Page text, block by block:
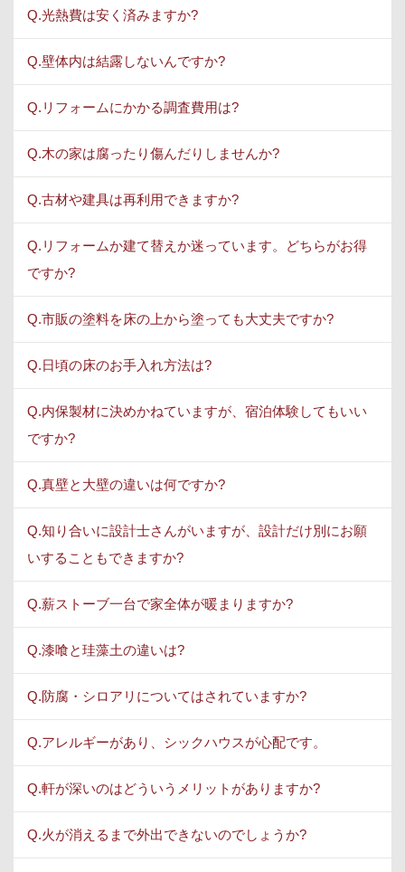
Q.光熱費は安く済みますか?
Q.壁体内は結露しないんですか?
Q.リフォームにかかる調査費用は?
Q.木の家は腐ったり傷んだりしませんか?
Q.古材や建具は再利用できますか?
Q.リフォームか建て替えか迷っています。どちらがお得
ですか?
Q.市販の塗料を床の上から塗っても大丈夫ですか?
Q.日頃の床のお手入れ方法は?
Q.内保製材に決めかねていますが、宿泊体験してもいい
ですか?
Q.真壁と大壁の違いは何ですか?
Q.知り合いに設計士さんがいますが、設計だけ別にお願
いすることもできますか?
Q.薪ストーブ一台で家全体が暖まりますか?
Q.漆喰と珪藻土の違いは?
Q.防腐・シロアリについてはされていますか?
Q.アレルギーがあり、シックハウスが心配です。
Q.軒が深いのはどういうメリットがありますか?
Q.火が消えるまで外出できないのでしょうか?